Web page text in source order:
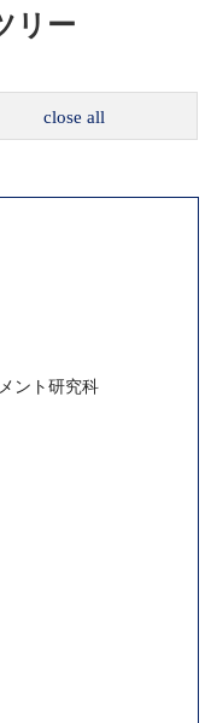
リー
close all
ント研究科